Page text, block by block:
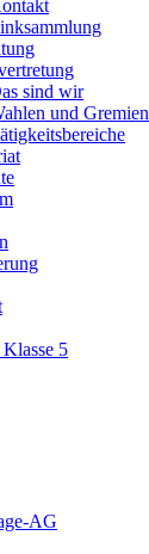
sind wir
und Gremien
5
AG